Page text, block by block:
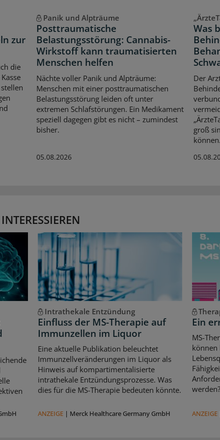
zur
die
Panik und Alpträume
Posttraumatische
Belastungsstörung: Cannabis-
Wirkstoff kann traumatisierten
Menschen helfen
Nächte voller Panik und Alpträume:
Menschen mit einer posttraumatischen
Belastungsstörung leiden oft unter
extremen Schlafstörungen. Ein Medikament
speziell dagegen gibt es nicht – zumindest
bisher.
05.08.2026
Was
Der
groß
können.
Intrathekale Entzündung
Einfluss der MS-Therapie auf
Immunzellen im Liquor
Eine aktuelle Publikation beleuchtet
Immunzellveränderungen im Liquor als
Hinweis auf kompartimentalisierte
intrathekale Entzündungsprozesse. Was
dies für die MS-Therapie bedeuten könnte.
ANZEIGE | Merck Healthcare Germany GmbH
Ein
MS-
können
werden?
ANZEIGE